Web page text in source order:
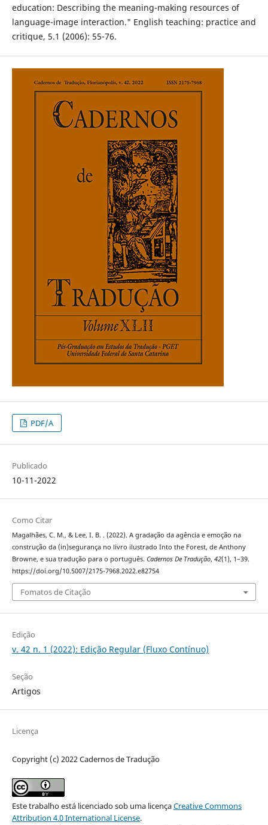
education: Describing the meaning-making resources of
language-image interaction." English teaching: practice and
critique, 5.1 (2006): 55-76.
PDF/A
Publicado
10-11-2022
Como Citar
Magalhães, C. M., & Lee, I. B. . (2022). A gradação da agência e emoção na
construção da (in)segurança no livro ilustrado Into the Forest, de Anthony
Browne, e sua tradução para o português. Cadernos De Tradução, 42(1), 1–39.
https://doi.org/10.5007/2175-7968.2022.e82754
Fomatos de Citação
Edição
v. 42 n. 1 (2022): Edição Regular (Fluxo Contínuo)
Seção
Artigos
Licença
Copyright (c) 2022 Cadernos de Tradução
Este trabalho está licenciado sob uma licençaCreative Commons
Attribution 4.0 International License.